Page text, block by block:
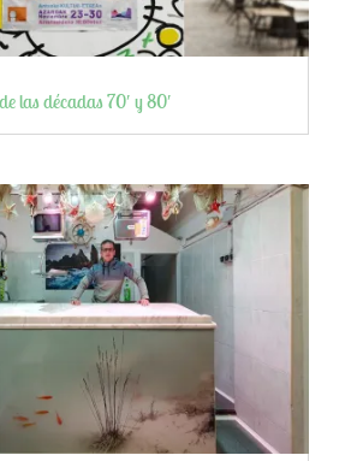
las décadas 70′ y 80′